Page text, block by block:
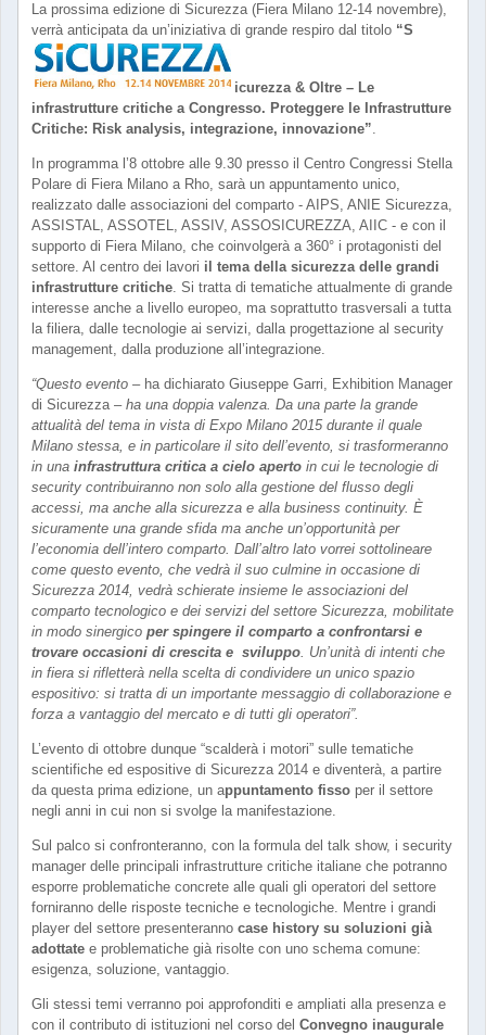
La prossima edizione di Sicurezza (Fiera Milano 12-14 novembre),
verrà anticipata da un’iniziativa di grande respiro dal titolo “S
icurezza & Oltre – Le
infrastrutture critiche a Congresso. Proteggere le Infrastrutture
Critiche: Risk analysis, integrazione, innovazione”.
In programma l’8 ottobre alle 9.30 presso il Centro Congressi Stella
Polare di Fiera Milano a Rho, sarà un appuntamento unico,
realizzato dalle associazioni del comparto - AIPS, ANIE Sicurezza,
ASSISTAL, ASSOTEL, ASSIV, ASSOSICUREZZA, AIIC - e con il
supporto di Fiera Milano, che coinvolgerà a 360° i protagonisti del
settore. Al centro dei lavori il tema della sicurezza delle grandi
infrastrutture critiche. Si tratta di tematiche attualmente di grande
interesse anche a livello europeo, ma soprattutto trasversali a tutta
la filiera, dalle tecnologie ai servizi, dalla progettazione al security
management, dalla produzione all’integrazione.
“Questo evento – ha dichiarato Giuseppe Garri, Exhibition Manager
di Sicurezza – ha una doppia valenza. Da una parte la grande
attualità del tema in vista di Expo Milano 2015 durante il quale
Milano stessa, e in particolare il sito dell’evento, si trasformeranno
in una infrastruttura critica a cielo aperto in cui le tecnologie di
security contribuiranno non solo alla gestione del flusso degli
accessi, ma anche alla sicurezza e alla business continuity. È
sicuramente una grande sfida ma anche un’opportunità per
l’economia dell’intero comparto. Dall’altro lato vorrei sottolineare
come questo evento, che vedrà il suo culmine in occasione di
Sicurezza 2014, vedrà schierate insieme le associazioni del
comparto tecnologico e dei servizi del settore Sicurezza, mobilitate
in modo sinergico per spingere il comparto a confrontarsi e
trovare occasioni di crescita e sviluppo. Un’unità di intenti che
in fiera si rifletterà nella scelta di condividere un unico spazio
espositivo: si tratta di un importante messaggio di collaborazione e
forza a vantaggio del mercato e di tutti gli operatori”.
L’evento di ottobre dunque “scalderà i motori” sulle tematiche
scientifiche ed espositive di Sicurezza 2014 e diventerà, a partire
da questa prima edizione, un appuntamento fisso per il settore
negli anni in cui non si svolge la manifestazione.
Sul palco si confronteranno, con la formula del talk show, i security
manager delle principali infrastrutture critiche italiane che potranno
esporre problematiche concrete alle quali gli operatori del settore
forniranno delle risposte tecniche e tecnologiche. Mentre i grandi
player del settore presenteranno case history su soluzioni già
adottate e problematiche già risolte con uno schema comune:
esigenza, soluzione, vantaggio.
Gli stessi temi verranno poi approfonditi e ampliati alla presenza e
con il contributo di istituzioni nel corso del Convegno inaugurale